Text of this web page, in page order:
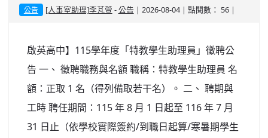
公告 [人事室助理]李芃萱 - 公告 | 2026-08-04 | 點閱數： 56 |
啟英高中】115學年度「特教學生助理員」徵聘公
告 一、 徵聘職務與名額 職稱：特教學生助理員 名
額：正取 1 名（得列備取若干名）。 二、 聘期與
工時 聘任期間：115 年 8 月 1 日起至 116 年 7 月
31 日止（依學校實際簽約/到職日起算/寒暑期學生